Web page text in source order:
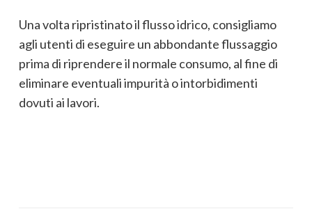
Una volta ripristinato il flusso idrico, consigliamo
agli utenti di eseguire un abbondante flussaggio
prima di riprendere il normale consumo, al fine di
eliminare eventuali impurità o intorbidimenti
dovuti ai lavori.